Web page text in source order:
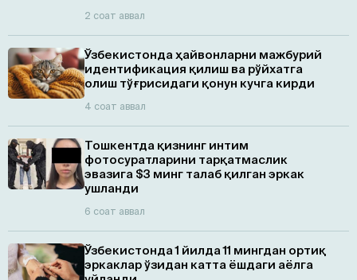
2 соат аввал
Ўзбекистонда ҳайвонларни мажбурий
идентификация қилиш ва рўйхатга
олиш тўғрисидаги қонун кучга кирди
4 соат аввал
Тошкентда қизнинг интим
фотосуратларини тарқатмаслик
эвазига $3 минг талаб қилган эркак
ушланди
6 соат аввал
Ўзбекистонда 1 йилда 11 мингдан ортиқ
эркаклар ўзидан катта ёшдаги аёлга